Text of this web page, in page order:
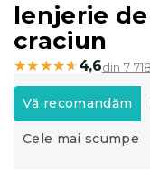
lenjerie
craciun
★★★★★
★★★★★ 4,6din 7
S
e
l
e
Vă recomandăm
Cele mai scumpe